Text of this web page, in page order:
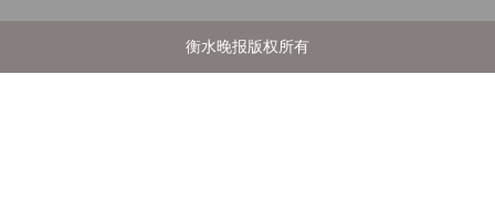
衡水晚报版权所有